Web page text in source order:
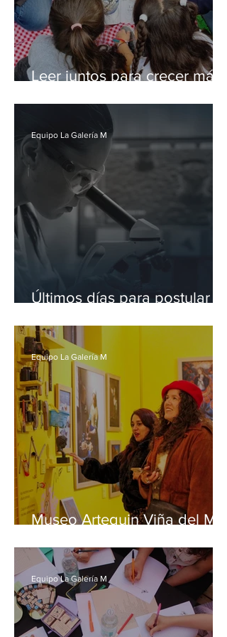
Leer juntos para crecer más
Fundación ALMA frente a la
violencia escolar
Últimos días para postular al
Science 2026”
Equipo La Galería M
Museo Artequin Viña del Mar
exhibiciones temporales
Equipo La Galería M
Equipo La Galería M